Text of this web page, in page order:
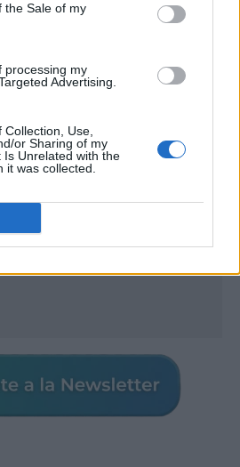
the Sale of my
processing my
Advertising.
Use,
or Sharing of my
Is Unrelated with the
it was collected.
Publicidad